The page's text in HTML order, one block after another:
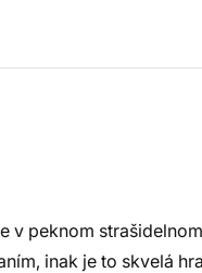
v peknom
inak je to skvelá